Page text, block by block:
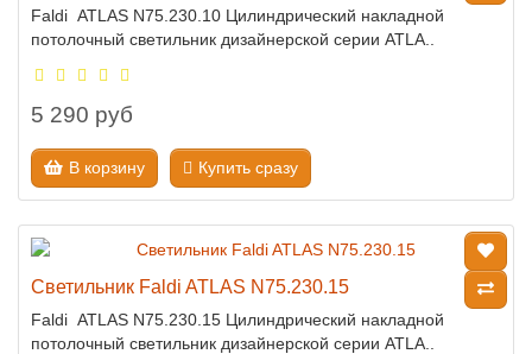
Faldi ATLAS N75.230.10 Цилиндрический накладной
потолочный светильник дизайнерской серии ATLA..
5 290 руб
В корзину Купить сразу
Светильник Faldi ATLAS N75.230.15
Faldi ATLAS N75.230.15 Цилиндрический накладной
потолочный светильник дизайнерской серии ATLA..